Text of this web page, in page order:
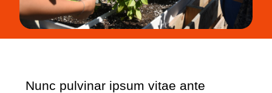
Nunc pulvinar ipsum vitae ante